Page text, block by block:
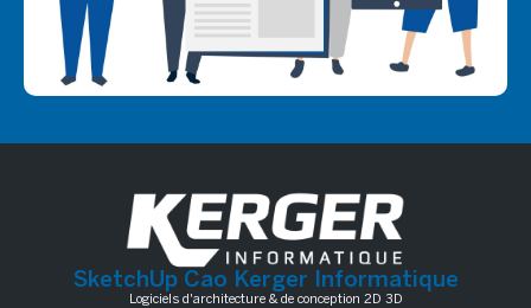
SketchUp Cao Kerger Informatique
Logiciels d'architecture & de conception 2D 3D